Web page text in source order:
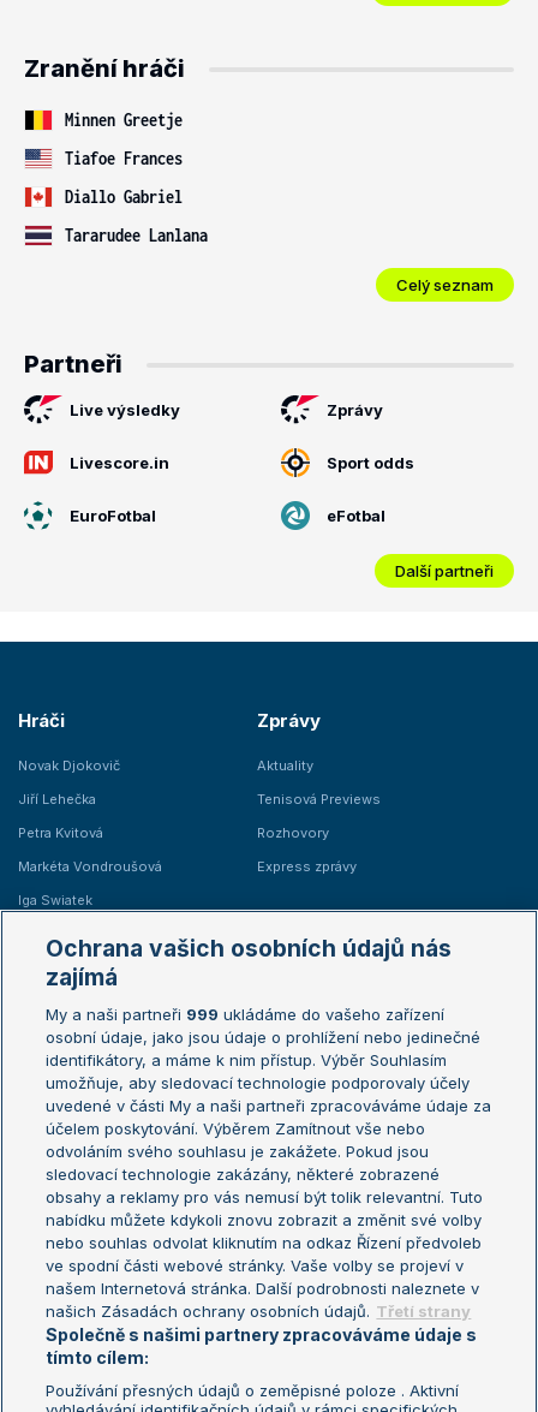
Zranění hráči
Minnen Greetje
Tiafoe Frances
Diallo Gabriel
Tararudee Lanlana
Celý seznam
Partneři
Live výsledky Zprávy
Livescore.in Sport odds
EuroFotbal eFotbal
Další partneři
Hráči
Novak Djokovič
Jiří Lehečka
Petra Kvitová
Markéta Vondroušová
Iga Swiatek
Zprávy
Aktuality
Tenisová Previews
Rozhovory
Express zprávy
Žebříčky
Žebříček ATP (muži)
Žebříček WTA (ženy)
Sázkařský žebříček
Australian Open
French Open
Wimbledon
US Open
Turnaj mistrů
Turnaj mistryň
Aktualní trendy
Fotbalové přestupy
Livesport Daily
LS Prague Open
Ochrana vašich osobních údajů nás
zajímá
My a naši partneři 999 ukládáme do vašeho zařízení
osobní údaje, jako jsou údaje o prohlížení nebo jedinečné
identifikátory, a máme k nim přístup. Výběr Souhlasím
umožňuje, aby sledovací technologie podporovaly účely
uvedené v části My a naši partneři zpracováváme údaje za
účelem poskytování. Výběrem Zamítnout vše nebo
odvoláním svého souhlasu je zakážete. Pokud jsou
sledovací technologie zakázány, některé zobrazené
obsahy a reklamy pro vás nemusí být tolik relevantní. Tuto
nabídku můžete kdykoli znovu zobrazit a změnit své volby
nebo souhlas odvolat kliknutím na odkaz Řízení předvoleb
ve spodní části webové stránky. Vaše volby se projeví v
našem Internetová stránka. Další podrobnosti naleznete v
našich Zásadách ochrany osobních údajů. Třetí strany
Společně s našimi partnery zpracováváme údaje s
tímto cílem:
Používání přesných údajů o zeměpisné poloze . Aktivní